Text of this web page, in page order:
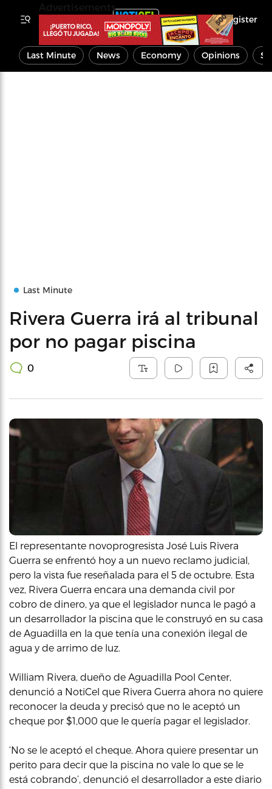
Register
Last Minute News Economy Opinions
Last Minute
Rivera Guerra irá al tribunal
por no pagar piscina
0
El representante novoprogresista José Luis Rivera
Guerra se enfrentó hoy a un nuevo reclamo judicial,
pero la vista fue reseñalada para el 5 de octubre. Esta
vez, Rivera Guerra encara una demanda civil por
cobro de dinero, ya que el legislador nunca le pagó a
un desarrollador la piscina que le construyó en su casa
de Aguadilla en la que tenía una conexión ilegal de
agua y de arrimo de luz.
William Rivera, dueño de Aguadilla Pool Center,
denunció a NotiCel que Rivera Guerra ahora no quiere
reconocer la deuda y precisó que no le aceptó un
cheque por $1,000 que le quería pagar el legislador.
‘No se le aceptó el cheque. Ahora quiere presentar un
perito para decir que la piscina no vale lo que se le
está cobrando’, denunció el desarrollador a este diario
Advertisements